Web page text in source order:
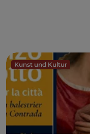
Kunst und Kultur